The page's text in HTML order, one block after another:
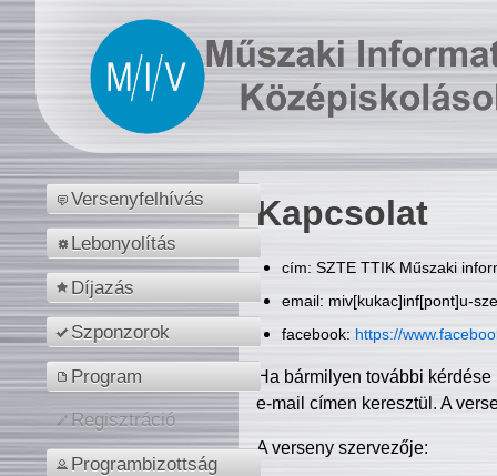
Versenyfelhívás
Lebonyolítás
Díjazás
Szponzorok
Program
Regisztráció
Programbizottság
Kapcsolat
cím: SZTE TTIK Műszaki
email: miv[kukac]inf[pont]u-
facebook: https://
Ha bármilyen további
e-mail címen keresztül. A
A verseny szervezője: